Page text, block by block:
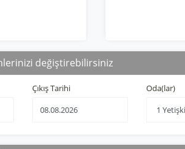
değiştirebilirsiniz
Çıkış Tarihi Oda(lar)